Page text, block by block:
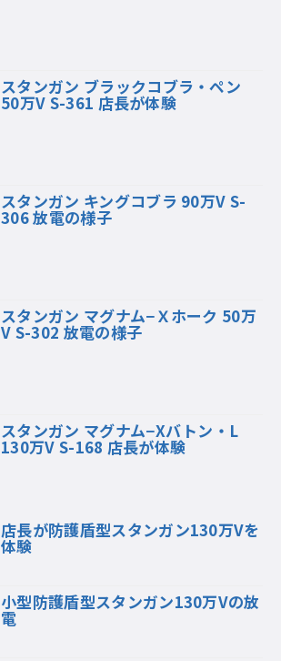
スタンガン ブラックコブラ・ペン
50万V S-361 店長が体験
スタンガン キングコブラ 90万V S-
306 放電の様子
スタンガン マグナム−Ｘホーク 50万
V S-302 放電の様子
スタンガン マグナム−Xバトン・L
130万V S-168 店長が体験
店長が防護盾型スタンガン130万Vを
体験
小型防護盾型スタンガン130万Vの放
電